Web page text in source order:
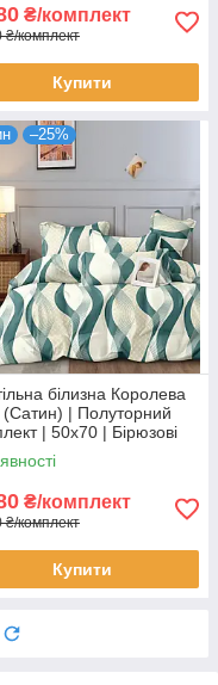
₴/комплект
₴/комплект
Купити
–25%
білизна Королева
(Сатин) | Полуторний
| 50х70 | Бірюзові
на молочному
₴/комплект
₴/комплект
Купити